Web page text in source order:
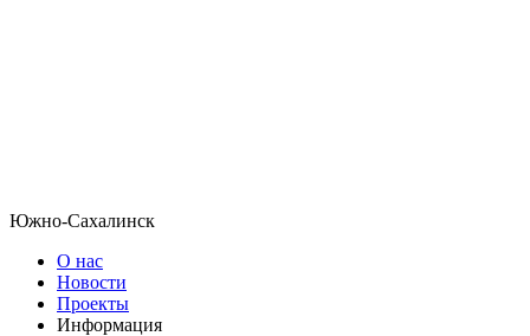
Южно-Сахалинск
О нас
Новости
Проекты
Информация